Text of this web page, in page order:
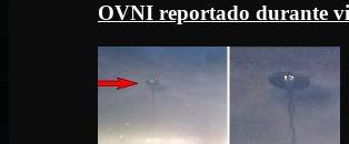
OVNI reportado durante